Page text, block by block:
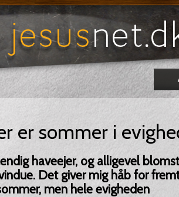
er sommer i
haveejer, og alligevel
Det giver mig håb for
men hele evigheden